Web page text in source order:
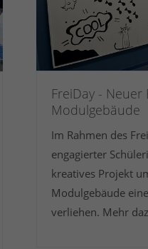
FreiDay - Neuer
Modulgebäude
Im Rahmen des
engagierter
kreatives Projekt
Modulgebäude
verliehen. Mehr